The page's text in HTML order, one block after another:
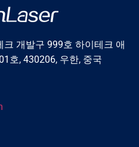
개발구 999호 하이테크 애
호, 430206, 우한, 중국